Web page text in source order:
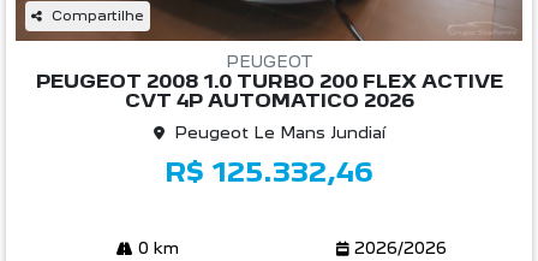
Compartilhe
PEUGEOT
PEUGEOT 2008 1.0 TURBO 200 FLEX ACTIVE
CVT 4P AUTOMATICO 2026
Peugeot Le Mans Jundiaí
R$ 125.332,46
0 km 2026/2026